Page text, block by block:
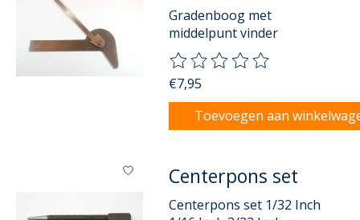
Gradenboog met
middelpunt vinder
De beoordeling van dit
€7,95
Toevoegen aan
Centerpons set
Centerpons set 1/32 Inch